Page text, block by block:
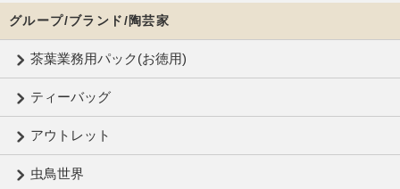
グループ/ブランド/陶芸家
茶葉業務用パック(お徳用)
ティーバッグ
アウトレット
虫鳥世界